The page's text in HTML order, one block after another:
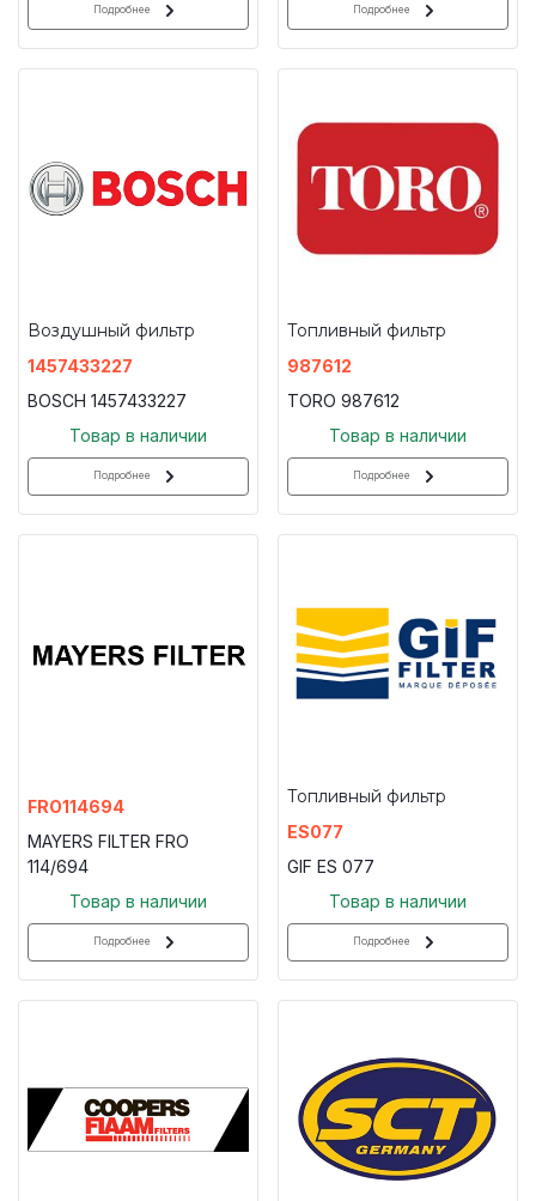
Подробнее Подробнее
Воздушный фильтр
1457433227
BOSCH 1457433227
Товар в наличии
Подробнее
Топливный фильтр
987612
TORO 987612
Товар в наличии
Подробнее
FRO114694
MAYERS FILTER FRO
114/694
Товар в наличии
Подробнее
Топливный фильтр
ES077
GIF ES 077
Товар в наличии
Подробнее